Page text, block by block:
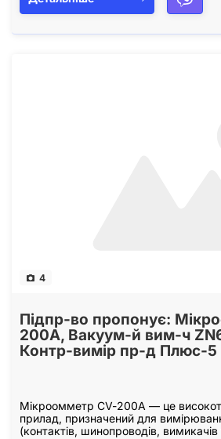
4
Підпр-во пропонує:
200А, Вакуум-й вим-ч
Контр-вимір пр-д Плюс-5
Мікроомметр CV-200А — це
прилад, призначений для
(контактів, шинопроводів,